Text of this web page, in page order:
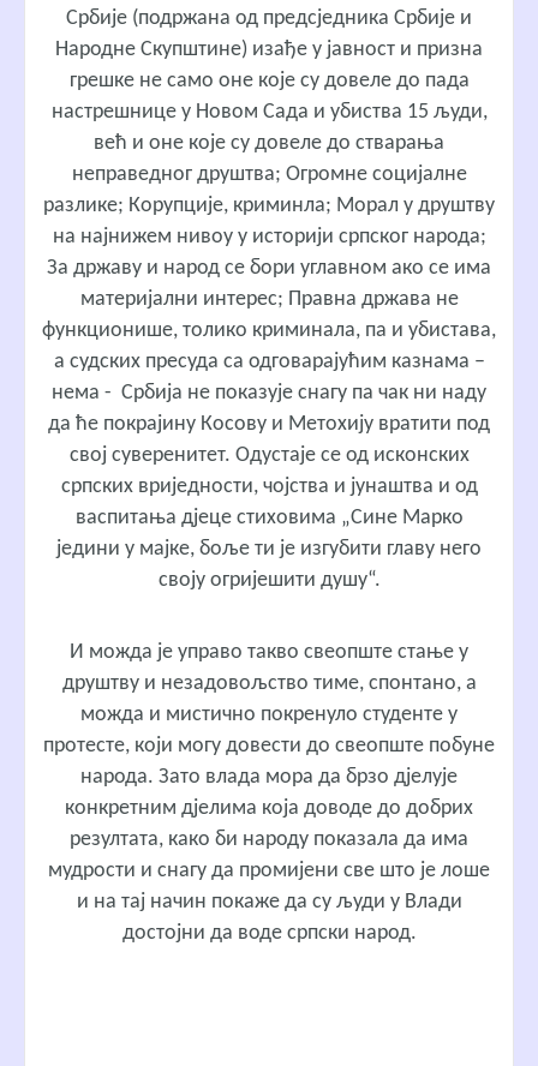
Србије (подржана од предсједника Србије и
Народне Скупштине) изађе у јавност и призна
грешке не само оне које су довеле до пада
настрешнице у Новом Сада и убиства 15 људи,
већ и оне које су довеле до стварања
неправедног друштва; Огромне социјалне
разлике; Корупције, криминла; Морал у друштву
на најнижем нивоу у историји српског народа;
За државу и народ се бори углавном ако се има
материјални интерес; Правна држава не
функционише, толико криминала, па и убистава,
а судских пресуда са одговарајућим казнама –
нема - Србија не показује снагу па чак ни наду
да ће покрајину Косову и Метохију вратити под
свој суверенитет. Одустаје се од исконских
српских вриједности, чојства и јунаштва и од
васпитања дјеце стиховима „Сине Марко
једини у мајке, боље ти је изгубити главу него
своју огријешити душу“.
И можда је управо такво свеопште стање у
друштву и незадовољство тиме, спонтано, а
можда и мистично покренуло студенте у
протесте, који могу довести до свеопште побуне
народа. Зато влада мора да брзо дјелује
конкретним дјелима која доводе до добрих
резултата, како би народу показала да има
мудрости и снагу да промијени све што је лоше
и на тај начин покаже да су људи у Влади
достојни да воде српски народ.